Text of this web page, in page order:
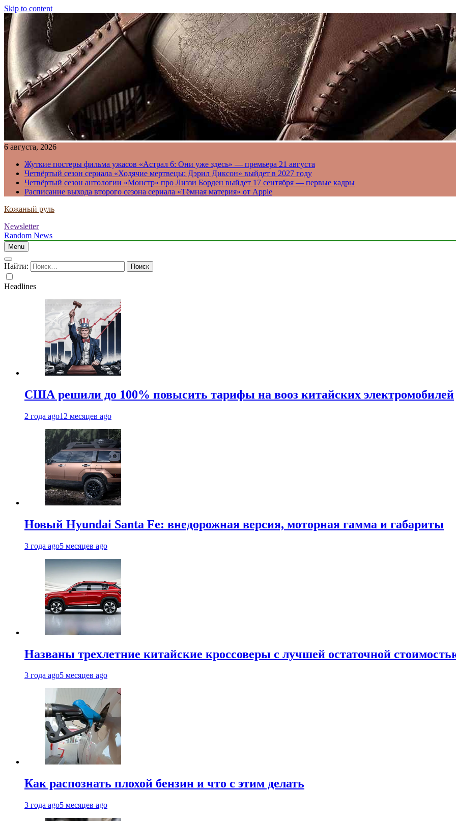
Skip to content
6 августа, 2026
Жуткие постеры фильма ужасов «Астрал 6: Они уже здесь» — премьера 21 августа
Четвёртый сезон сериала «Ходячие мертвецы: Дэрил Диксон» выйдет в 2027 году
Четвёртый сезон антологии «Монстр» про Лиззи Борден выйдет 17 сентября — первые кадры
Расписание выхода второго сезона сериала «Тёмная материя» от Apple
Кожаный руль
Newsletter
Random News
Menu
Найти:
Headlines
США решили до 100% повысить тарифы на вооз китайских электромобилей
2 года ago12 месяцев ago
Новый Hyundai Santa Fe: внедорожная версия, моторная гамма и габариты
3 года ago5 месяцев ago
Названы трехлетние китайские кроссоверы с лучшей остаточной
3 года ago5 месяцев ago
Как распознать плохой бензин и что с этим делать
3 года ago5 месяцев ago